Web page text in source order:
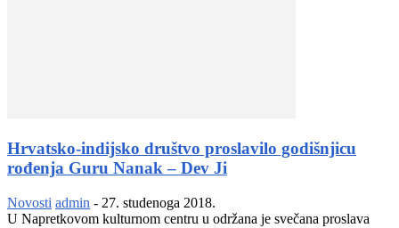
Hrvatsko-indijsko društvo proslavilo godišnjicu
rođenja Guru Nanak – Dev Ji
Novosti admin - 27. studenoga 2018.
U Napretkovom kulturnom centru u održana je svečana proslava